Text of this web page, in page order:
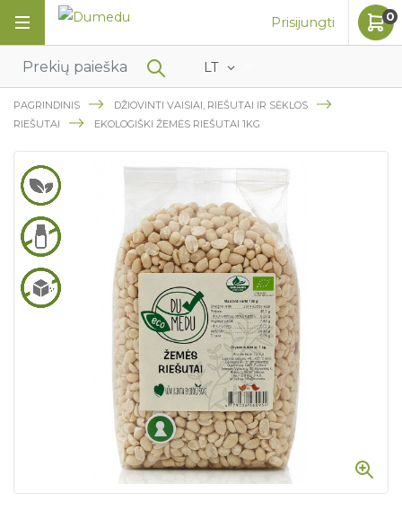
LT
Prisijungti 0
PAGRINDINIS
DŽIOVINTI VAISIAI, RIEŠUTAI IR SĖKLOS
RIEŠUTAI
EKOLOGIŠKI ŽEMĖS RIEŠUTAI 1KG